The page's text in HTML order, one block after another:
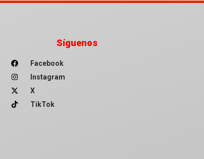
Síguenos
Facebook
Instagram
X
TikTok